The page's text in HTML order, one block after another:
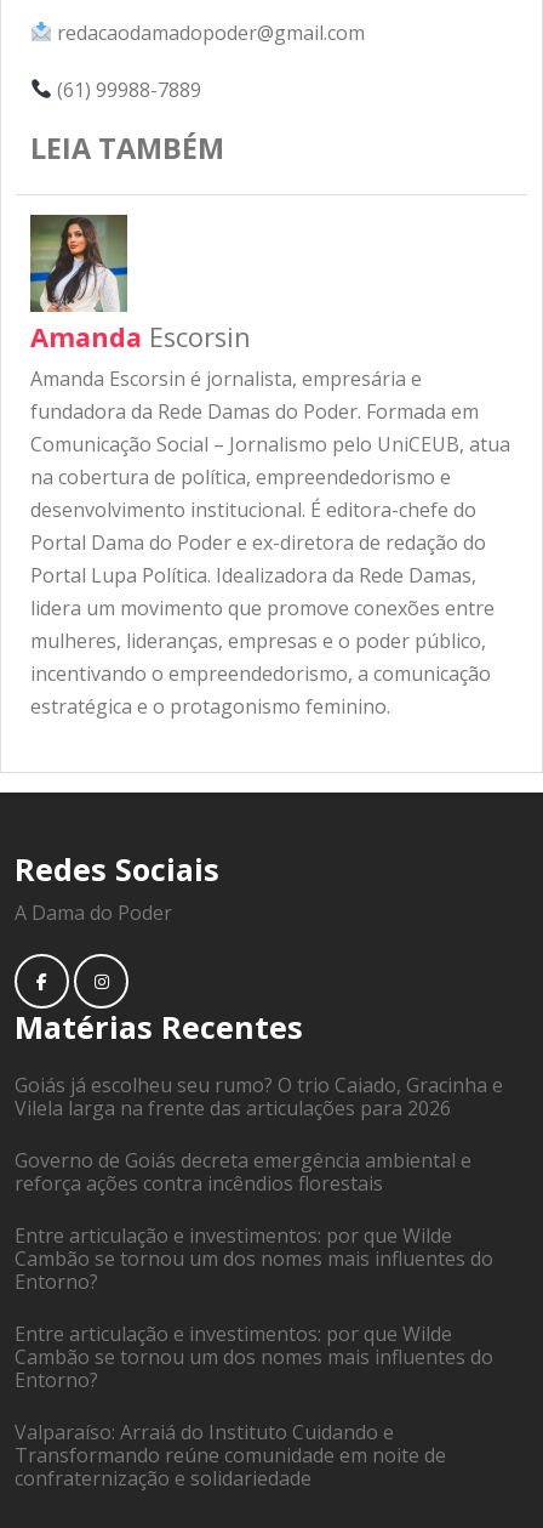
redacaodamadopoder@gmail.com
(61) 99988-7889
LEIA TAMBÉM
Amanda Escorsin
Amanda Escorsin é jornalista, empresária e
fundadora da Rede Damas do Poder. Formada em
Comunicação Social – Jornalismo pelo UniCEUB, atua
na cobertura de política, empreendedorismo e
desenvolvimento institucional. É editora-chefe do
Portal Dama do Poder e ex-diretora de redação do
Portal Lupa Política. Idealizadora da Rede Damas,
lidera um movimento que promove conexões entre
mulheres, lideranças, empresas e o poder público,
incentivando o empreendedorismo, a comunicação
estratégica e o protagonismo feminino.
Redes Sociais
A Dama do Poder
Matérias Recentes
Goiás já escolheu seu rumo? O trio Caiado, Gracinha e
Vilela larga na frente das articulações para 2026
Governo de Goiás decreta emergência ambiental e
reforça ações contra incêndios florestais
Entre articulação e investimentos: por que Wilde
Cambão se tornou um dos nomes mais influentes do
Entorno?
Entre articulação e investimentos: por que Wilde
Cambão se tornou um dos nomes mais influentes do
Entorno?
Valparaíso: Arraiá do Instituto Cuidando e
Transformando reúne comunidade em noite de
confraternização e solidariedade